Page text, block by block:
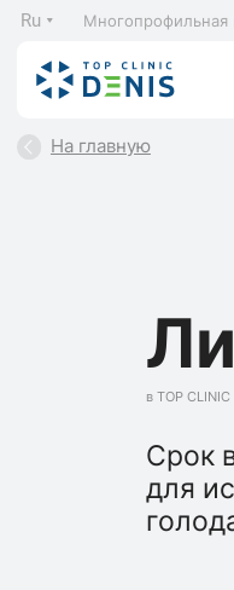
Ru Многопрофильная
На главную
в TOP CLINIC
Срок
для